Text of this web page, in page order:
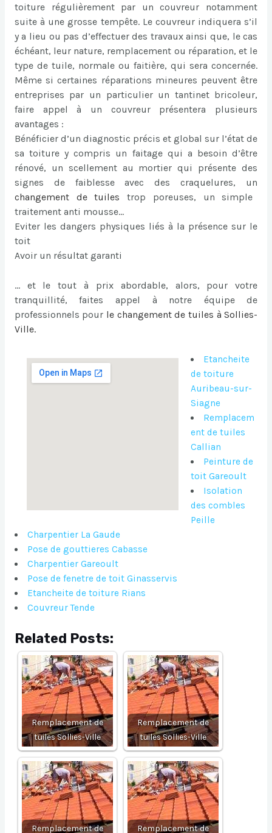
toiture régulièrement par un couvreur notamment
suite à une grosse tempête. Le couvreur indiquera s’il
y a lieu ou pas d’effectuer des travaux ainsi que, le cas
échéant, leur nature, remplacement ou réparation, et le
type de tuile, normale ou faitière, qui sera concernée.
Même si certaines réparations mineures peuvent être
entreprises par un particulier un tantinet bricoleur,
faire appel à un couvreur présentera plusieurs
avantages :
Bénéficier d’un diagnostic précis et global sur l’état de
sa toiture y compris un faitage qui a besoin d’être
rénové, un scellement au mortier qui présente des
signes de faiblesse avec des craquelures, un
changement de tuiles trop poreuses, un simple
traitement anti mousse…
Eviter les dangers physiques liés à la présence sur le
toit
Avoir un résultat garanti
… et le tout à prix abordable, alors, pour votre
tranquillité, faites appel à notre équipe de
professionnels pour le changement de tuiles à Sollies-
Ville.
Etancheite
de toiture
Auribeau-sur-
Siagne
Remplacem
ent de tuiles
Callian
Peinture de
toit Gareoult
Isolation
des combles
Peille
Charpentier La Gaude
Pose de gouttieres Cabasse
Charpentier Gareoult
Pose de fenetre de toit Ginasservis
Etancheite de toiture Rians
Couvreur Tende
Related Posts:
Remplacement de
tuiles Sollies-Ville
Remplacement de
tuiles Sollies-Ville
Remplacement de Remplacement de